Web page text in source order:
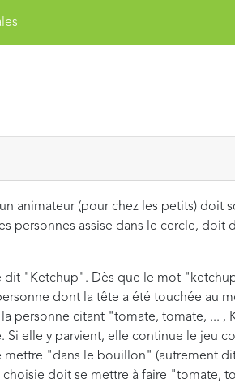
animateur (pour chez les petits) doit
personnes assise dans le cercle, doit
dit "Ketchup". Dès que le mot
dont la tête a été touchée au
personne citant "tomate, tomate, ... ,
Si elle y parvient, elle continue le jeu
"dans le bouillon" (autrement
doit se mettre à faire "tomate,